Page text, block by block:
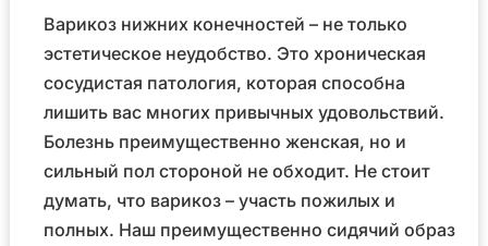
Варикоз нижних конечностей – не только
эстетическое неудобство. Это хроническая
сосудистая патология, которая способна
лишить вас многих привычных удовольствий.
Болезнь преимущественно женская, но и
сильный пол стороной не обходит. Не стоит
думать, что варикоз – участь пожилых и
полных. Наш преимущественно сидячий образ